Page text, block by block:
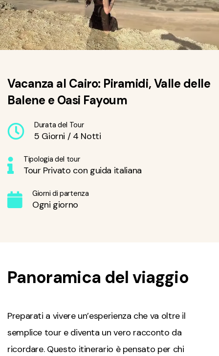
Vacanza al Cairo: Piramidi, Valle delle
Balene e Oasi Fayoum
Durata del Tour
5 Giorni / 4 Notti
Tipologia del tour
Tour Privato con guida italiana
Giorni di partenza
Ogni giorno
Panoramica del viaggio
Preparati a vivere un’esperienza che va oltre il
semplice tour e diventa un vero racconto da
ricordare. Questo itinerario è pensato per chi